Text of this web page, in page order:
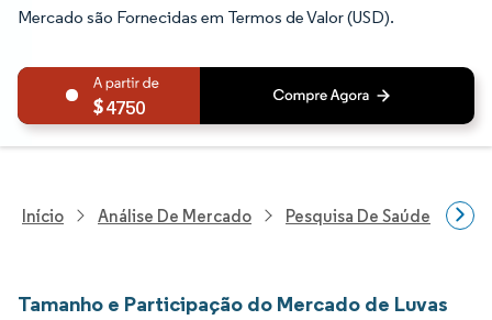
Mercado são Fornecidas em Termos de Valor (USD).
4750
Início Análise De Mercado Pesquisa De Saúde
Tamanho e Participação do Mercado de Luvas